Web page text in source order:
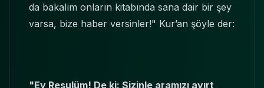
da bakalım onların kitabında sana dair bir şey
varsa, bize haber versinler!" Kur’an şöyle der:
"Ey Resulüm! De ki: Sizinle aramızı ayırt